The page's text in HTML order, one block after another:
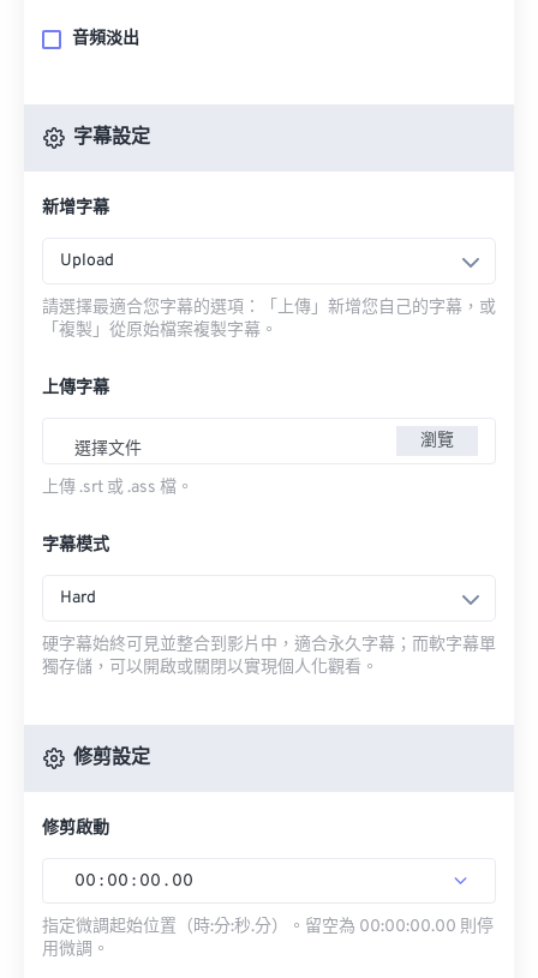
音頻淡出
字幕設定
新增字幕
Upload
請選擇最適合您字幕的選項：「上傳」新增您自己的字幕，或
「複製」從原始檔案複製字幕。
上傳字幕
選擇文件 瀏覽
上傳 .srt 或 .ass 檔。
字幕模式
Hard
硬字幕始終可見並整合到影片中，適合永久字幕；而軟字幕單
獨存儲，可以開啟或關閉以實現個人化觀看。
修剪設定
修剪啟動
00 : 00 : 00 . 00
指定微調起始位置（時:分:秒.分）。留空為 00:00:00.00 則停
用微調。